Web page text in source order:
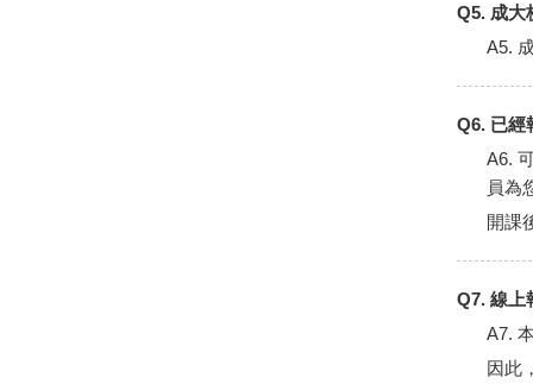
Q5. 成大
A5.
Q6. 已經
A6.
員為
開課
Q7. 線上
A7.
因此